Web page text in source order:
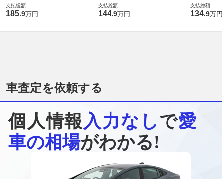
支払総額
185.9万円
支払総額
144.9万円
支払総額
134.9万円
車査定を依頼する
個人情報入力なしで愛
車の相場がわかる!